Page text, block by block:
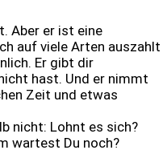
Aber er ist eine
auf viele Arten auszahlt
Er gibt dir
hast. Und er nimmt
Zeit und etwas
nicht: Lohnt es sich?
wartest Du noch?